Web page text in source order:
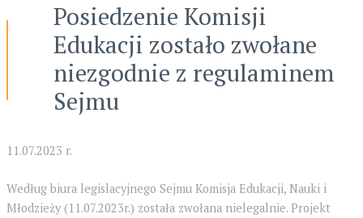
Posiedzenie Komisji
Edukacji zostało zwołane
niezgodnie z regulaminem
Sejmu
11.07.2023 r.
Według biura legislacyjnego Sejmu Komisja Edukacji, Nauki i
Młodzieży (11.07.2023r.) została zwołana nielegalnie. Projekt